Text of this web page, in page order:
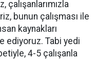
çalışanlarımızla
bunun çalışması ile
kaynakları
ediyoruz. Tabi yedi
4-5 çalışanla